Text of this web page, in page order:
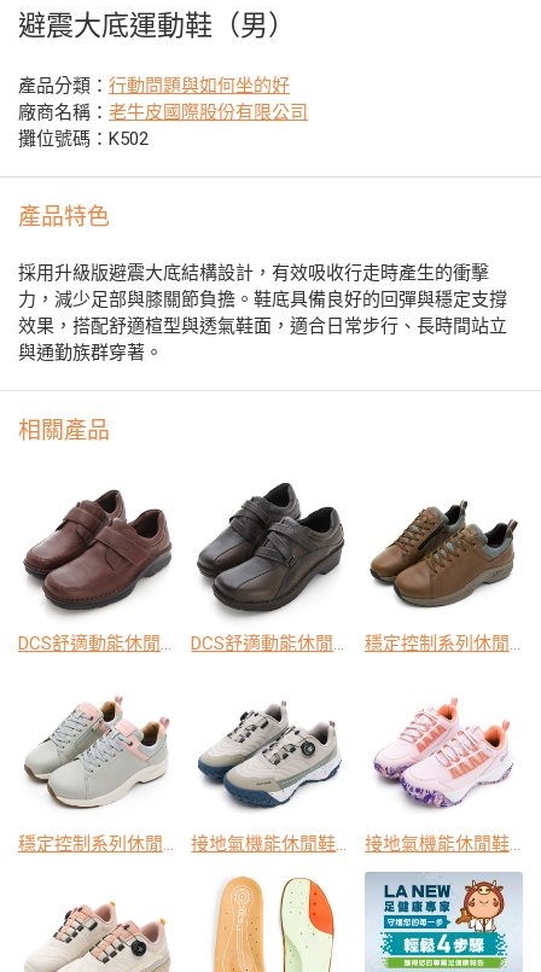
避震大底運動鞋（男）
產品分類： 行動問題與如何坐的好
廠商名稱： 老牛皮國際股份有限公司
攤位號碼：K502
產品特色
採用升級版避震大底結構設計，有效吸收行走時產生的衝擊
力，減少足部與膝關節負擔。鞋底具備良好的回彈與穩定支撐
效果，搭配舒適楦型與透氣鞋面，適合日常步行、長時間站立
與通勤族群穿著。
相關產品
DCS舒適動能休閒鞋（男） DCS舒適動能休閒鞋（女） 穩定控制系列休閒鞋(男)
穩定控制系列休閒鞋(女) 接地氣機能休閒鞋（男） 接地氣機能休閒鞋（女）